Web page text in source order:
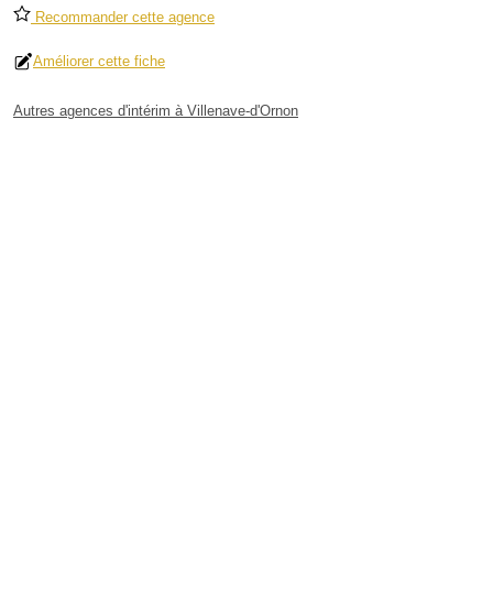
Recommander cette agence
Améliorer cette fiche
Autres agences d'intérim à Villenave-d'Ornon